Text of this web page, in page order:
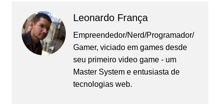
Leonardo França
Empreendedor/Nerd/Programador/
Gamer, viciado em games desde
seu primeiro video game - um
Master System e entusiasta de
tecnologias web.